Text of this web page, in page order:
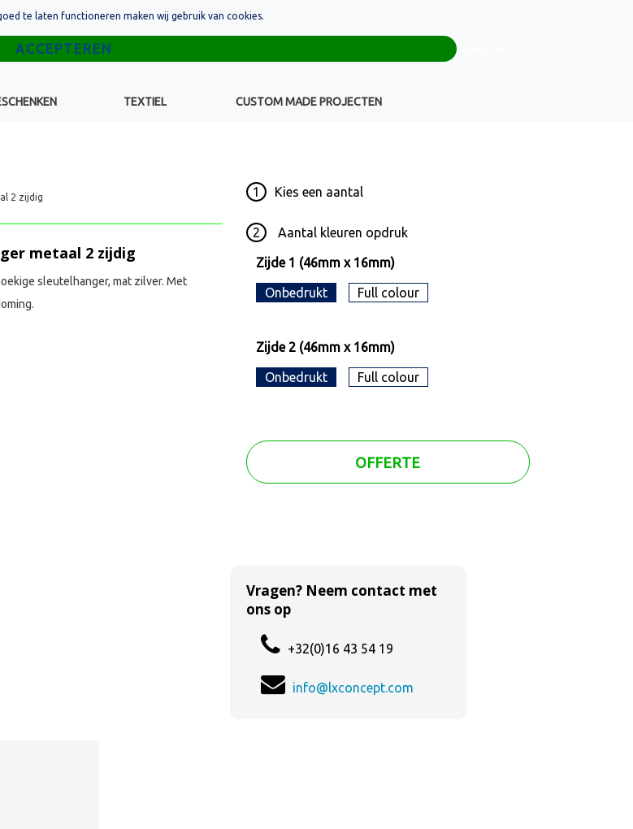
+32(0)16 43 54 19
TEXTIEL CUSTOM MADE PROJECTEN
2 zijdig 1 Kies een aantal
2 Aantal kleuren opdruk
Zijde 1 (46mm x 16mm)
Onbedrukt Full colour
Zijde 2 (46mm x 16mm)
Onbedrukt Full colour
OFFERTE
metaal 2 zijdig
sleutelhanger, mat zilver. Met
Vragen? Neem contact met
ons op
+32(0)16 43 54 19
info@lxconcept.com
te laten functioneren maken wij gebruik van cookies.